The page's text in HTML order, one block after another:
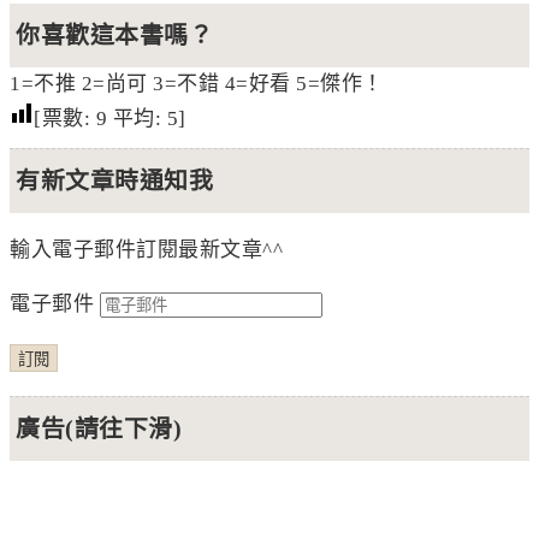
你喜歡這本書嗎？
1=不推 2=尚可 3=不錯 4=好看 5=傑作！
[票數: 9 平均: 5]
有新文章時通知我
輸入電子郵件訂閱最新文章^^
電子郵件
訂閱
廣告(請往下滑)